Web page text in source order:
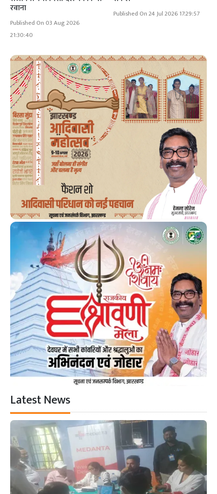
रवाना
Published On 03 Aug 2026
21:30:40
Published On 24 Jul 2026 17:29:57
Latest News